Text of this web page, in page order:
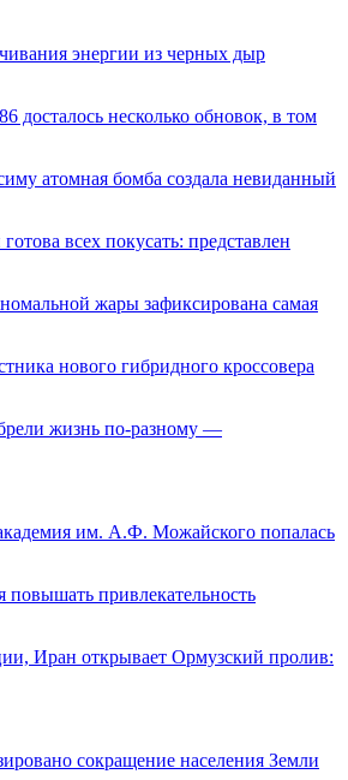
энергии из черных дыр
досталось несколько обновок, в том
атомная бомба создала невиданный
всех покусать: представлен
жары зафиксирована самая
нового гибридного кроссовера
жизнь по-разному —
им. А.Ф. Можайского попалась
повышать привлекательность
Иран открывает Ормузский пролив:
сокращение населения Земли